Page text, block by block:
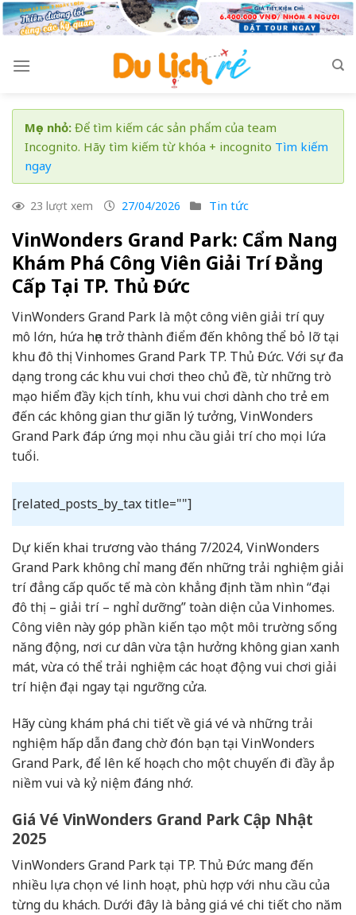
Skip
to
Mẹo nhỏ: Để tìm kiếm các sản phẩm của team
Incognito. Hãy tìm kiếm từ khóa + incognito Tìm kiếm
ngay
23 lượt xem 27/04/2026 Tin tức
VinWonders Grand Park: Cẩm Nang
Khám Phá Công Viên Giải Trí Đẳng
Cấp Tại TP. Thủ Đức
VinWonders Grand Park là một công viên giải trí quy
mô lớn, hứa hẹn trở thành điểm đến không thể bỏ lỡ tại
khu đô thị Vinhomes Grand Park TP. Thủ Đức. Với sự đa
dạng trong các khu vui chơi theo chủ đề, từ những trò
mạo hiểm đầy kịch tính, khu vui chơi dành cho trẻ em
đến các không gian thư giãn lý tưởng, VinWonders
Grand Park đáp ứng mọi nhu cầu giải trí cho mọi lứa
tuổi.
[related_posts_by_tax title=""]
Dự kiến khai trương vào tháng 7/2024, VinWonders
Grand Park không chỉ mang đến những trải nghiệm giải
trí đẳng cấp quốc tế mà còn khẳng định tầm nhìn “đại
đô thị – giải trí – nghỉ dưỡng” toàn diện của Vinhomes.
Công viên này góp phần kiến tạo một môi trường sống
năng động, nơi cư dân vừa tận hưởng không gian xanh
mát, vừa có thể trải nghiệm các hoạt động vui chơi giải
trí hiện đại ngay tại ngưỡng cửa.
Hãy cùng khám phá chi tiết về giá vé và những trải
nghiệm hấp dẫn đang chờ đón bạn tại VinWonders
Grand Park, để lên kế hoạch cho một chuyến đi đầy ắp
niềm vui và kỷ niệm đáng nhớ.
Giá Vé VinWonders Grand Park Cập Nhật
2025
VinWonders Grand Park tại TP. Thủ Đức mang đến
nhiều lựa chọn vé linh hoạt, phù hợp với nhu cầu của
từng du khách. Dưới đây là bảng giá vé chi tiết cho năm